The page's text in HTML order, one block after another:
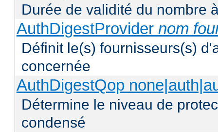
Durée de validité du nombre
AuthDigestProvider nom
Définit le(s) fournisseurs(s)
concernée
AuthDigestQop
Détermine le niveau de
condensé